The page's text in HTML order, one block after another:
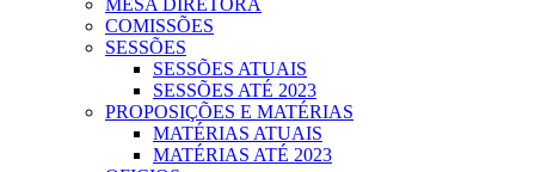
MESA DIRETORA
COMISSÕES
SESSÕES
SESSÕES ATUAIS
SESSÕES ATÉ 2023
PROPOSIÇÕES E MATÉRIAS
MATÉRIAS ATUAIS
MATÉRIAS ATÉ 2023